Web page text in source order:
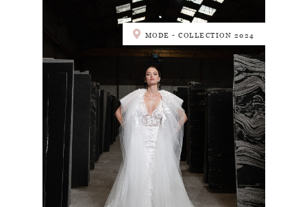
MODE - COLLECTION 2024